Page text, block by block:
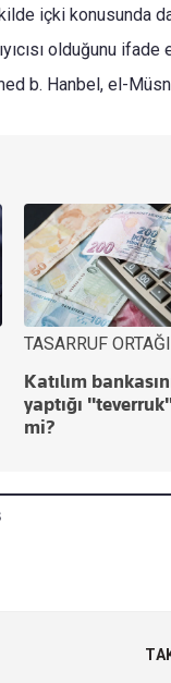
içki konusunda
olduğunu
b. Hanbel, el-
TASARRUF
Katılım
yaptığı
mi?